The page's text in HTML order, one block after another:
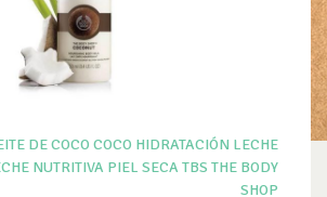
DE COCO COCO HIDRATACIÓN LECHE
NUTRITIVA PIEL SECA TBS THE BODY
SHOP